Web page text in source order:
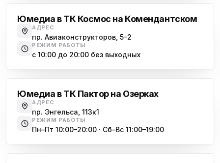
Юмедиа в ТК Космос на Комендантском
АДРЕС
пр. Авиаконструкторов, 5-2
РЕЖИМ РАБОТЫ
с 10:00 до 20:00 без выходных
Юмедиа в ТК Пактор на Озерках
АДРЕС
пр. Энгельса, 113к1
РЕЖИМ РАБОТЫ
Пн–Пт 10:00–20:00 · Сб–Вс 11:00–19:00